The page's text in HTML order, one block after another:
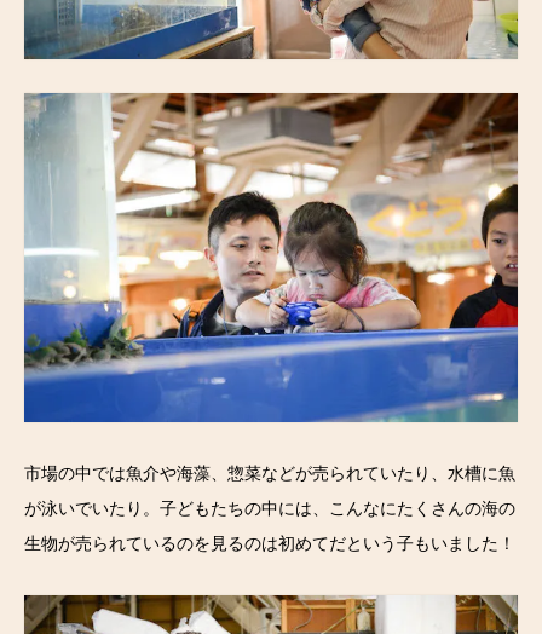
市場の中では魚介や海藻、惣菜などが売られていたり、水槽に魚
が泳いでいたり。子どもたちの中には、こんなにたくさんの海の
生物が売られているのを見るのは初めてだという子もいました！